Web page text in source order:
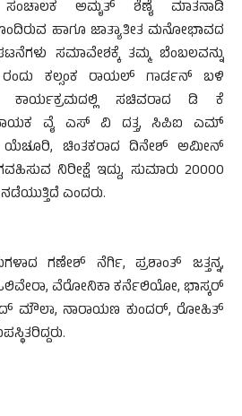
ಅಮೃತ್ ಶೆಣೈ ಮಾತನಾಡಿ
ಹಾಗೂ ಜಾತ್ಯಾತೀತ ಮನೋಭಾವದ
ಸಮಾವೇಶಕ್ಕೆ ತಮ್ಮ ಬೆಂಬಲವನ್ನು
ಕಲ್ಸಂಕ ರಾಯಲ್ ಗಾರ್ಡನ್ ಬಳಿ
ಕಾರ್ಯಕ್ರಮದಲ್ಲಿ ಸಚಿವರಾದ ಡಿ ಕೆ
ವೈ ಎಸ್ ವಿ ದತ್ತ, ಸಿಪಿಐ ಎಮ್
ಯೆಚೂರಿ, ಚಿಂತಕರಾದ ದಿನೇಶ್ ಅಮೀನ್
ನಿರೀಕ್ಷೆ ಇದ್ದು, ಸುಮಾರು 20000
ಎಂದರು.
ಗಣೇಶ್ ನೆರ್ಗಿ, ಪ್ರಶಾಂತ್ ಜತ್ತನ್ನ,
ವೆರೋನಿಕಾ ಕರ್ನೆಲಿಯೋ, ಭಾಸ್ಕರ್
ಮೌಲಾ, ನಾರಾಯಣ ಕುಂದರ್, ರೋಹಿತ್